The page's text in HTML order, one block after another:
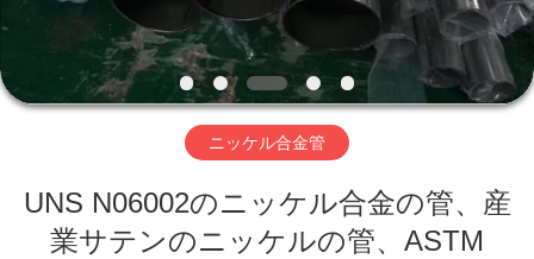
ダ
ク
私
ニッケル合金管
UNS N06002のニッケル合金の管、産
業サテンのニッケルの管、ASTM